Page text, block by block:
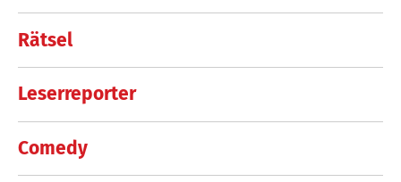
Rätsel
Leserreporter
Comedy